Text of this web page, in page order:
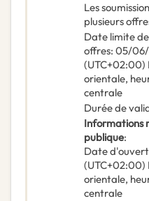
Les
plusieurs
Date limite
offres: 05/
(UTC+02:00)
orientale,
centrale
Durée de
Informations
publique:
Date
(UTC+02:00)
orientale,
centrale